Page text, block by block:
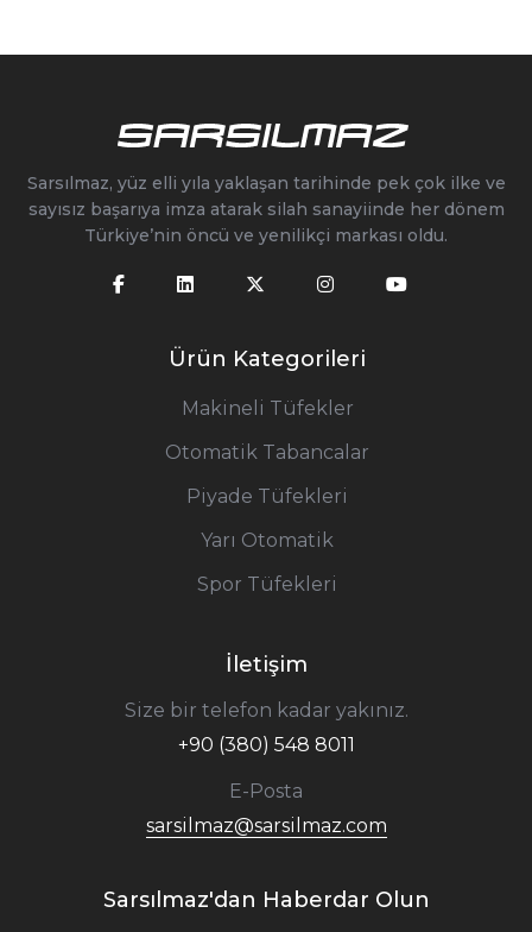
Sarsılmaz, yüz elli yıla yaklaşan tarihinde pek çok ilke ve
sayısız başarıya imza atarak silah sanayiinde her dönem
Türkiye’nin öncü ve yenilikçi markası oldu.
Ürün Kategorileri
Makineli Tüfekler
Otomatik Tabancalar
Piyade Tüfekleri
Yarı Otomatik
Spor Tüfekleri
İletişim
Size bir telefon kadar yakınız.
+90 (380) 548 8011
E-Posta
sarsilmaz@sarsilmaz.com
Sarsılmaz'dan Haberdar Olun